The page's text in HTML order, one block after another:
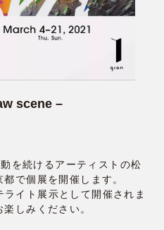
scene –
を続けるアーティストの松
で個展を開催します。
ライト展示として開催されま
しみください。